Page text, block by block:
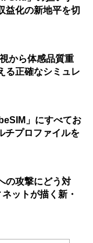
化の新地平を切
から体感品質重
正確なシミュレ
」にすべてお
プロファイルを
の攻撃にどう対
ットが描く新・